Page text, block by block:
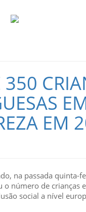
EM
na passada quinta-
o número de crianças
social a nível